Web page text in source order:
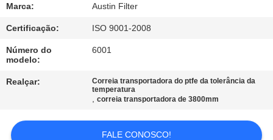
CONTACTE-
NOS
PEÇA
UMAS
Marca: Austin Filter
Certificação: ISO 9001-2008
Número do
modelo:
6001
Realçar:
Correia transportadora do ptfe da tolerância da
temperatura
,correia transportadora de 3800mm
FALE CONOSCO!